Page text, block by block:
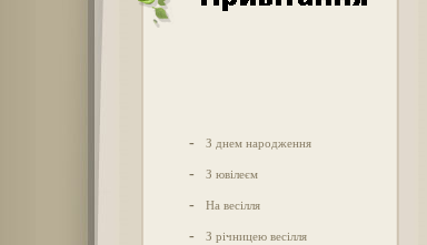
- З днем народження
- З ювілеєм
- На весілля
- З річницею весілля